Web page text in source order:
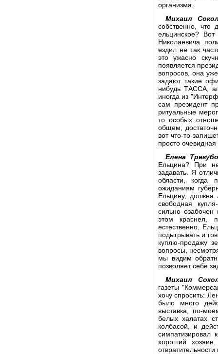
организма.
Михаил
собственно,
ельцинское?
Николаевича
ездил не так
это ужасно
появляется
вопросов, она
задают такие
нибудь ТАССА,
иногда из
сам президент
ритуальные
то особых
общем,
вот что-то
просто очевидная
Елена
Ельцина? При
задавать. Я
области, когда
ожиданиям
Ельцину, должна
свободная
сильно озабочен
этом краснел,
естественно,
подыгрывать и
куплю-продажу
вопросы,
мы видим
позволяет себе
Михаил
газеты
хочу спросить:
было много
выставка, по-
белых халатах
колбасой, и
симпатизировал
хороший
отвратительности